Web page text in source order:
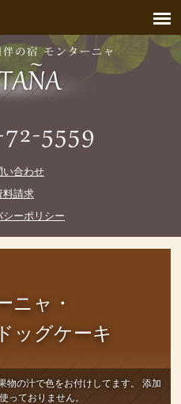
い合わせ
料請求
シーポリシー
ニャ・
ッグケーキ
の汁で色をお付けしてます。
添加
っておりません。